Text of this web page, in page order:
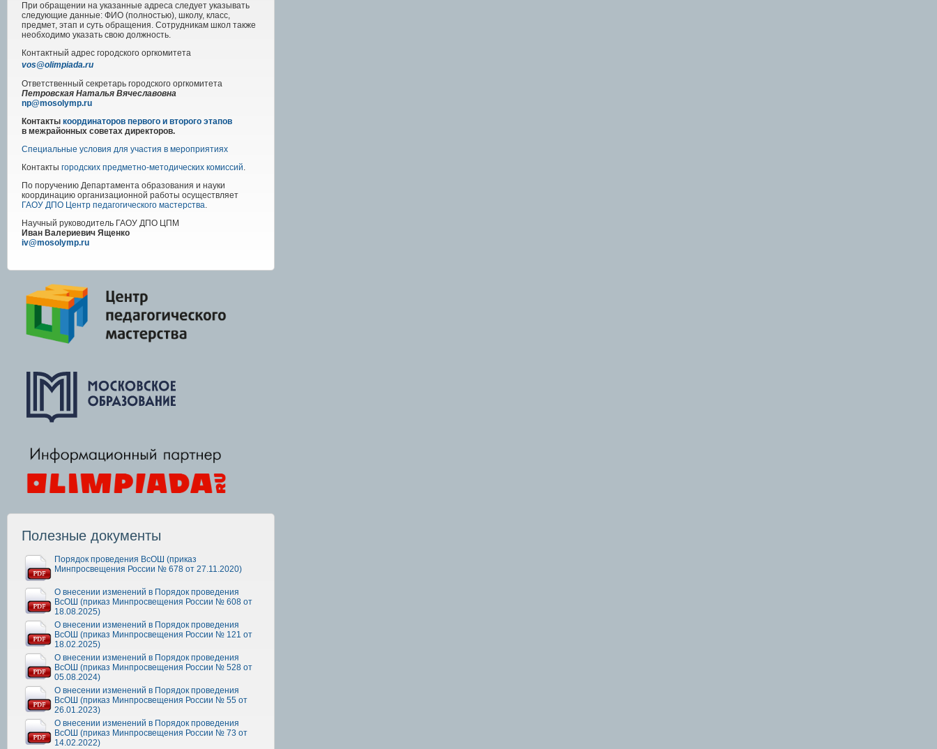
При обращении на указанные адреса следует указывать
следующие данные: ФИО (полностью), школу, класс,
предмет, этап и суть обращения. Сотрудникам школ также
необходимо указать свою должность.
Контактный адрес городского оргкомитета
vos@olimpiada.ru
Ответственный секретарь городского оргкомитета
Петровская Наталья Вячеславовна
np@mosolymp.ru
Контакты координаторов первого и второго этапов
в межрайонных советах директоров.
Специальные условия для участия в мероприятиях
Контакты городских предметно-методических комиссий.
По поручению Департамента образования и науки
координацию организационной работы осуществляет
ГАОУ ДПО Центр педагогического мастерства.
Научный руководитель ГАОУ ДПО ЦПМ
Иван Валериевич Ященко
iv@mosolymp.ru
Полезные документы
Порядок проведения ВсОШ (приказ
Минпросвещения России № 678 от 27.11.2020)
О внесении изменений в Порядок проведения
ВсОШ (приказ Минпросвещения России № 608 от
18.08.2025)
О внесении изменений в Порядок проведения
ВсОШ (приказ Минпросвещения России № 121 от
18.02.2025)
О внесении изменений в Порядок проведения
ВсОШ (приказ Минпросвещения России № 528 от
05.08.2024)
О внесении изменений в Порядок проведения
ВсОШ (приказ Минпросвещения России № 55 от
26.01.2023)
О внесении изменений в Порядок проведения
ВсОШ (приказ Минпросвещения России № 73 от
14.02.2022)